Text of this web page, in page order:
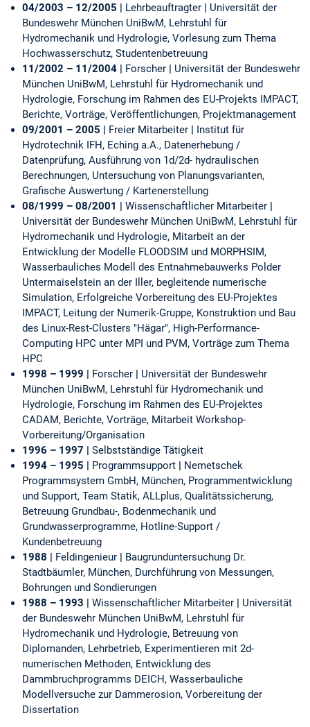
04/2003 – 12/2005 | Lehrbeauftragter | Universität der
Bundeswehr München UniBwM, Lehrstuhl für
Hydromechanik und Hydrologie, Vorlesung zum Thema
Hochwasserschutz, Studentenbetreuung
11/2002 – 11/2004 | Forscher | Universität der Bundeswehr
München UniBwM, Lehrstuhl für Hydromechanik und
Hydrologie, Forschung im Rahmen des EU-Projekts IMPACT,
Berichte, Vorträge, Veröffentlichungen, Projektmanagement
09/2001 – 2005 | Freier Mitarbeiter | Institut für
Hydrotechnik IFH, Eching a.A., Datenerhebung /
Datenprüfung, Ausführung von 1d/2d- hydraulischen
Berechnungen, Untersuchung von Planungsvarianten,
Grafische Auswertung / Kartenerstellung
08/1999 – 08/2001 | Wissenschaftlicher Mitarbeiter |
Universität der Bundeswehr München UniBwM, Lehrstuhl für
Hydromechanik und Hydrologie, Mitarbeit an der
Entwicklung der Modelle FLOODSIM und MORPHSIM,
Wasserbauliches Modell des Entnahmebauwerks Polder
Untermaiselstein an der Iller, begleitende numerische
Simulation, Erfolgreiche Vorbereitung des EU-Projektes
IMPACT, Leitung der Numerik-Gruppe, Konstruktion und Bau
des Linux-Rest-Clusters "Hägar", High-Performance-
Computing HPC unter MPI und PVM, Vorträge zum Thema
HPC
1998 – 1999 | Forscher | Universität der Bundeswehr
München UniBwM, Lehrstuhl für Hydromechanik und
Hydrologie, Forschung im Rahmen des EU-Projektes
CADAM, Berichte, Vorträge, Mitarbeit Workshop-
Vorbereitung/Organisation
1996 – 1997 | Selbstständige Tätigkeit
1994 – 1995 | Programmsupport | Nemetschek
Programmsystem GmbH, München, Programmentwicklung
und Support, Team Statik, ALLplus, Qualitätssicherung,
Betreuung Grundbau-, Bodenmechanik und
Grundwasserprogramme, Hotline-Support /
Kundenbetreuung
1988 | Feldingenieur | Baugrunduntersuchung Dr.
Stadtbäumler, München, Durchführung von Messungen,
Bohrungen und Sondierungen
1988 – 1993 | Wissenschaftlicher Mitarbeiter | Universität
der Bundeswehr München UniBwM, Lehrstuhl für
Hydromechanik und Hydrologie, Betreuung von
Diplomanden, Lehrbetrieb, Experimentieren mit 2d-
numerischen Methoden, Entwicklung des
Dammbruchprogramms DEICH, Wasserbauliche
Modellversuche zur Dammerosion, Vorbereitung der
Dissertation